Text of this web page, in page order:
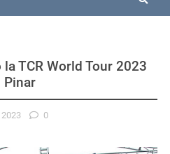
TCR World Tour 2023
Pinar
0